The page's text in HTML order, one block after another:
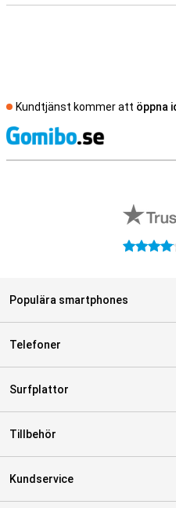
Kundtjänst kommer att öppna
4.1
Populära smartphones
Telefoner
Surfplattor
Tillbehör
Kundservice